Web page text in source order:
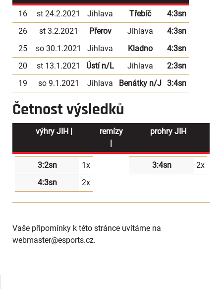
16
st 24.2.2021 Jihlava Třebíč
4:3sn
26
st 3.2.2021 Přerov Jihlava
4:3sn
25
so 30.1.2021 Jihlava Kladno
4:3sn
20
st 13.1.2021 Ústí n/L Jihlava
2:3sn
19
so 9.1.2021 Jihlava Benátky n/J 3:4sn
Četnost výsledků
výhry JIH |
remízy
|
prohry JIH
3:2sn
1x
4:3sn
2x
3:4sn 2x
Vaše připomínky k této stránce uvítáme na
webmaster@esports.cz.